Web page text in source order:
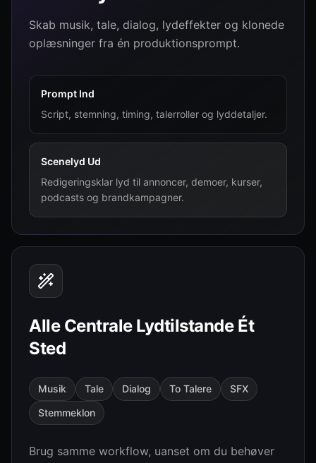
Skab musik, tale, dialog, lydeffekter og klonede
oplæsninger fra én produktionsprompt.
Prompt Ind
Script, stemning, timing, talerroller og lyddetaljer.
Scenelyd Ud
Redigeringsklar lyd til annoncer, demoer, kurser,
podcasts og brandkampagner.
Alle Centrale Lydtilstande Ét
Sted
Musik Tale Dialog To Talere
SFX
Stemmeklon
Brug samme workflow, uanset om du behøver